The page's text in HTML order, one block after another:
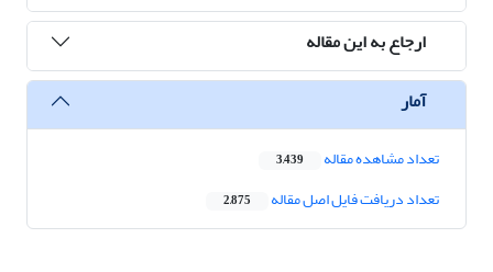
ارجاع به این مقاله
آمار
تعداد مشاهده مقاله 3,439
تعداد دریافت فایل اصل مقاله 2,875